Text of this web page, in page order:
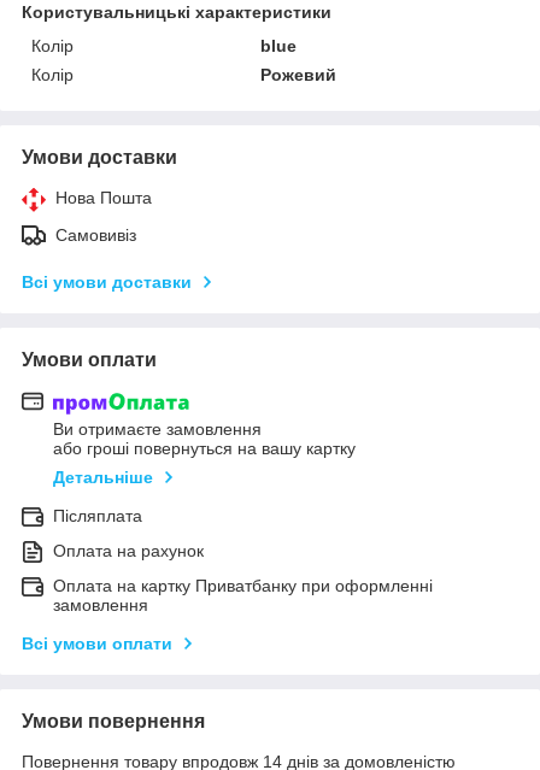
Користувальницькі характеристики
Колір
blue
Колір
Рожевий
Умови доставки
Нова Пошта
Самовивіз
Всі умови доставки
Умови оплати
Ви отримаєте замовлення
або гроші повернуться на вашу картку
Детальніше
Післяплата
Оплата на рахунок
Оплата на картку Приватбанку при оформленні
замовлення
Всі умови оплати
Умови повернення
Повернення товару впродовж 14 днів за домовленістю